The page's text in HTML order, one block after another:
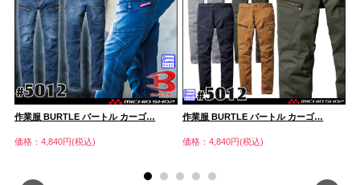
作業服 BURTLE バートル カーゴ…
価格：4,840円(税込)
作業服 BURTLE バートル カーゴ…
価格：4,840円(税込)